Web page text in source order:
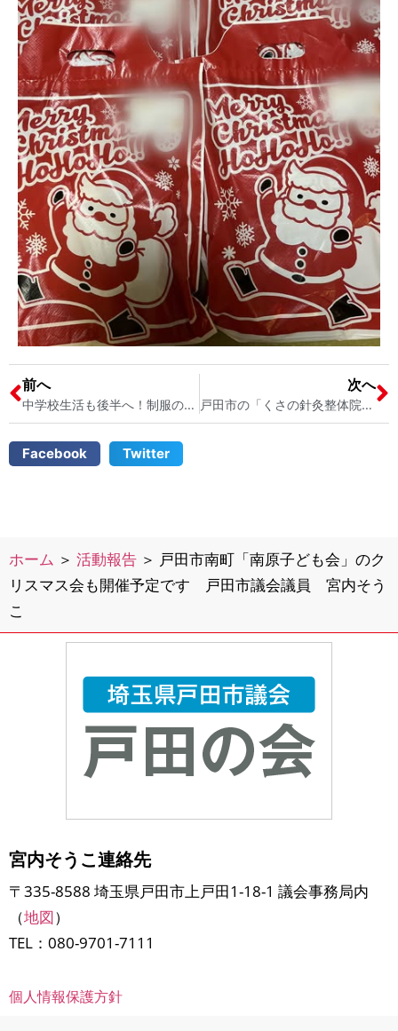
前へ
中学校生活も後半へ！制服のズボンを買い替えました（戸田市の中学校生活について）戸田中学校の保護者 戸田市議会議員 宮内そうこ
次へ
戸田市の「くさの針灸整体院」草野さん主催の映画上映イベント「あわひ2」を観てきました 戸田市議会議員 宮内そうこ
Facebook Twitter
ホーム ＞ 活動報告 ＞ 戸田市南町「南原子ども会」のク
リスマス会も開催予定です 戸田市議会議員 宮内そう
こ
宮内そうこ連絡先
〒335-8588 埼玉県戸田市上戸田1-18-1 議会事務局内
（地図）
TEL：080-9701-7111
個人情報保護方針